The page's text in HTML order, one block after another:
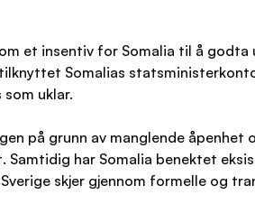
et insentiv for Somalia til å
Somalias
uklar.
på grunn av manglende
har Somalia benektet
skjer gjennom formelle og